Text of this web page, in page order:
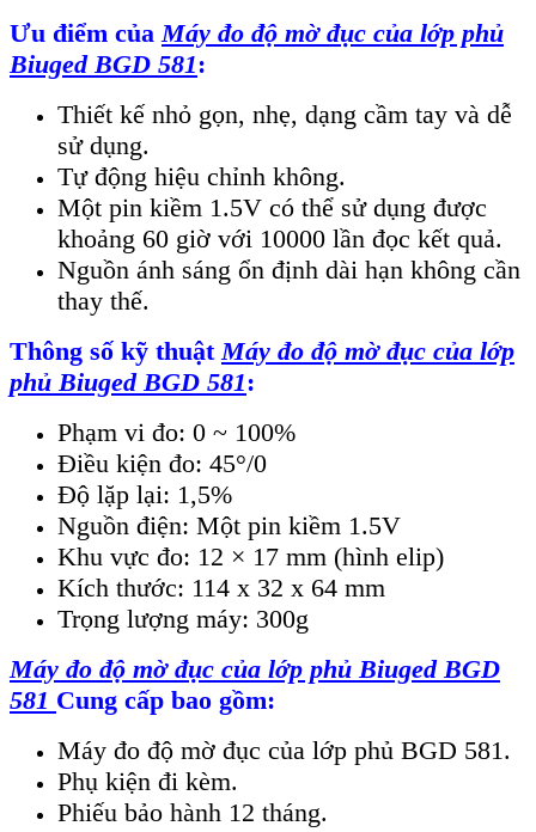
Ưu điểm củaMáy đo độ mờ đục của lớp phủ
Biuged BGD 581:
Thiết kế nhỏ gọn, nhẹ, dạng cầm tay và dễ
sử dụng.
Tự động hiệu chỉnh không.
Một pin kiềm 1.5V có thể sử dụng được
khoảng 60 giờ với 10000 lần đọc kết quả.
Nguồn ánh sáng ổn định dài hạn không cần
thay thế.
Thông số kỹ thuật Máy đo độ mờ đục của lớp
phủ Biuged BGD 581:
Phạm vi đo: 0 ~ 100%
Điều kiện đo: 45°/0
Độ lặp lại: 1,5%
Nguồn điện: Một pin kiềm 1.5V
Khu vực đo: 12 × 17 mm (hình elip)
Kích thước: 114 x 32 x 64 mm
Trọng lượng máy: 300g
Máy đo độ mờ đục của lớp phủ Biuged BGD
581 Cung cấp bao gồm:
Máy đo độ mờ đục của lớp phủ BGD 581.
Phụ kiện đi kèm.
Phiếu bảo hành 12 tháng.